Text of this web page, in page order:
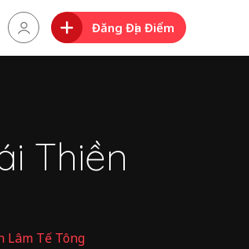
Đăng Địa Điểm
Thiền
Lâm Tế Tông